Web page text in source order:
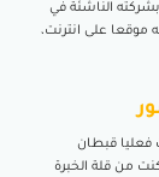
الناشئة في
موقعا على انترنت،
قبطان
من قلة الخبرة